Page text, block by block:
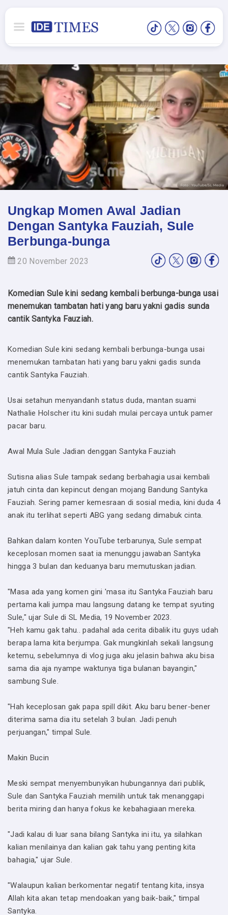
Ungkap Momen Awal Jadian
Dengan Santyka Fauziah, Sule
Berbunga-bunga
20 November 2023
Komedian Sule kini sedang kembali berbunga-bunga usai
menemukan tambatan hati yang baru yakni gadis sunda
cantik Santyka Fauziah.
Komedian Sule kini sedang kembali berbunga-bunga usai
menemukan tambatan hati yang baru yakni gadis sunda
cantik Santyka Fauziah.
Usai setahun menyandanh status duda, mantan suami
Nathalie Holscher itu kini sudah mulai percaya untuk pamer
pacar baru.
Awal Mula Sule Jadian denggan Santyka Fauziah
Sutisna alias Sule tampak sedang berbahagia usai kembali
jatuh cinta dan kepincut dengan mojang Bandung Santyka
Fauziah. Sering pamer kemesraan di sosial media, kini duda 4
anak itu terlihat seperti ABG yang sedang dimabuk cinta.
Bahkan dalam konten YouTube terbarunya, Sule sempat
keceplosan momen saat ia menunggu jawaban Santyka
hingga 3 bulan dan keduanya baru memutuskan jadian.
"Masa ada yang komen gini 'masa itu Santyka Fauziah baru
pertama kali jumpa mau langsung datang ke tempat syuting
Sule," ujar Sule di SL Media, 19 November 2023.
"Heh kamu gak tahu.. padahal ada cerita dibalik itu guys udah
berapa lama kita berjumpa. Gak mungkinlah sekali langsung
ketemu, sebelumnya di vlog juga aku jelasin bahwa aku bisa
sama dia aja nyampe waktunya tiga bulanan bayangin,"
sambung Sule.
"Hah keceplosan gak papa spill dikit. Aku baru bener-bener
diterima sama dia itu setelah 3 bulan. Jadi penuh
perjuangan," timpal Sule.
Makin Bucin
Meski sempat menyembunyikan hubungannya dari publik,
Sule dan Santyka Fauziah memilih untuk tak menanggapi
berita miring dan hanya fokus ke kebahagiaan mereka.
"Jadi kalau di luar sana bilang Santyka ini itu, ya silahkan
kalian menilainya dan kalian gak tahu yang penting kita
bahagia," ujar Sule.
"Walaupun kalian berkomentar negatif tentang kita, insya
Allah kita akan tetap mendoakan yang baik-baik," timpal
Santyka.